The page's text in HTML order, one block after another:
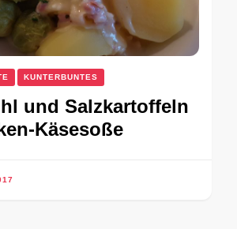
KUNTERBUNTES
und Salzkartoffeln
Käsesoße